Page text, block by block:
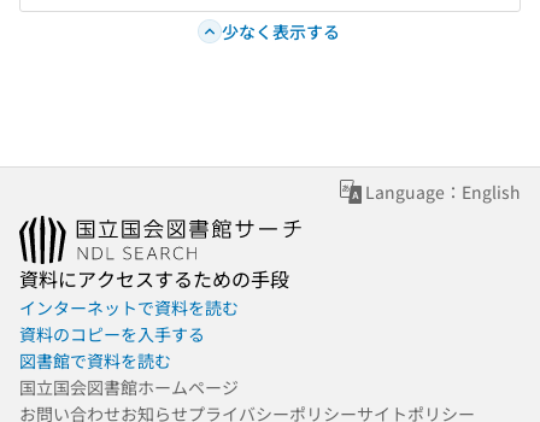
少なく表示する
Language：English
資料にアクセスするための手段
インターネットで資料を読む
資料のコピーを入手する
図書館で資料を読む
国立国会図書館ホームページ
お問い合わせお知らせプライバシーポリシーサイトポリシー